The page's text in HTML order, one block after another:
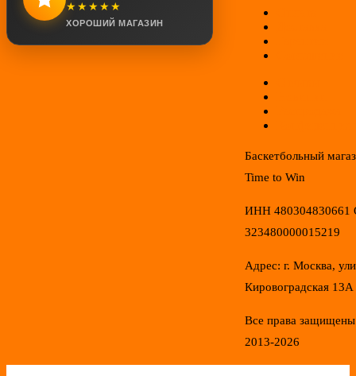
★★★★★
ХОРОШИЙ МАГАЗИН
Баскетбольный
Time to Win
ИНН 480304830661
323480000015219
Адрес: г. Москва,
Кировоградская 13А
Все права
2013-2026